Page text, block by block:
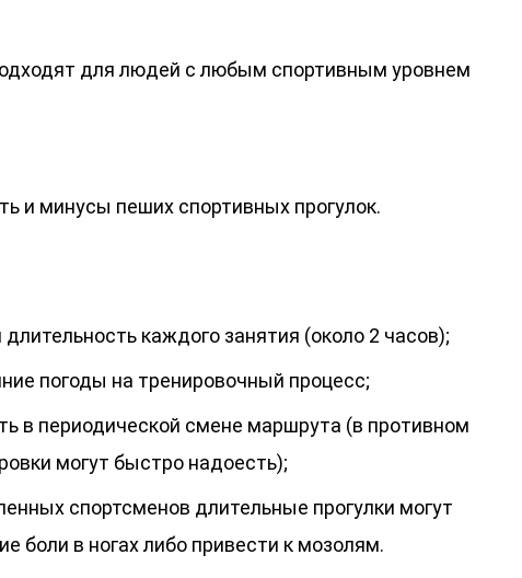
для людей с любым спортивным уровнем
и минусы пеших спортивных прогулок.
длительность каждого занятия (около 2 часов);
погоды на тренировочный процесс;
в периодической смене маршрута (в противном
могут быстро надоесть);
спортсменов длительные прогулки могут
боли в ногах либо привести к мозолям.